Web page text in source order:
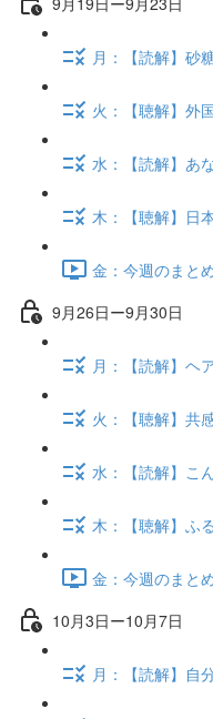
月：【読解】砂
火：【聴解】外
水：【読解】あ
木：【聴解】日
金：今週のまと
9月26日ー9月30日
月：【読解】ヘ
火：【聴解】共
水：【読解】こ
木：【聴解】ふ
金：今週のまと
10月3日ー10月7日
月：【読解】自